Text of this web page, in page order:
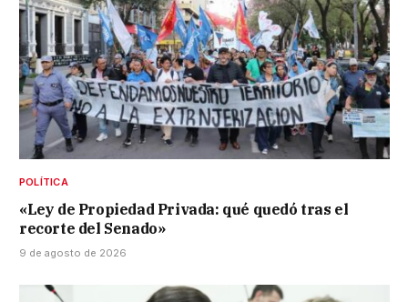
POLÍTICA
«Ley de Propiedad Privada: qué quedó tras el
recorte del Senado»
9 de agosto de 2026